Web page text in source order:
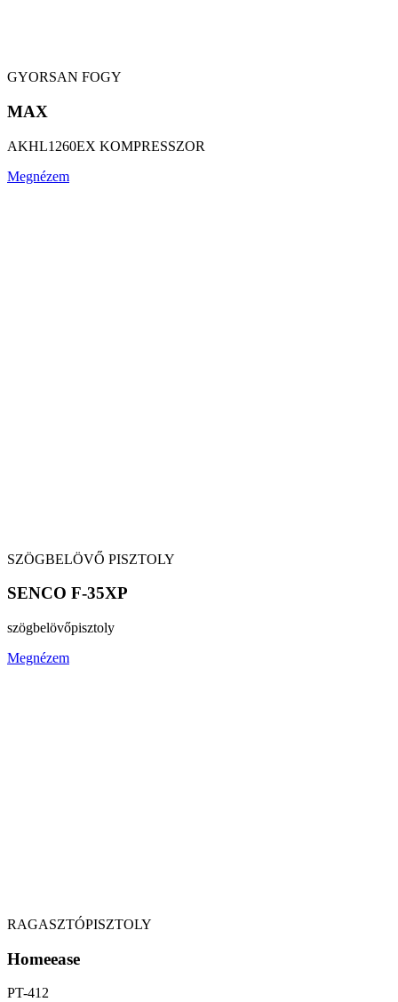
GYORSAN FOGY
MAX
AKHL1260EX KOMPRESSZOR
Megnézem
SZÖGBELÖVŐ PISZTOLY
SENCO F-35XP
szögbelövőpisztoly
Megnézem
RAGASZTÓPISZTOLY
Homeease
PT-412